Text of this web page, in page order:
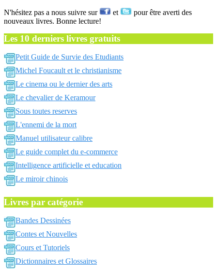
N'hésitez pas a nous suivre sur et
pour être averti des
nouveaux livres. Bonne lecture!
Les 10 derniers livres gratuits
Petit Guide de Survie des Etudiants
Michel Foucault et le christianisme
Le cinema ou le dernier des arts
Le chevalier de Keramour
Sous toutes reserves
L'ennemi de la mort
Manuel utilisateur calibre
Le guide complet du e-commerce
Intelligence artificielle et education
Le miroir chinois
Livres par catégorie
Bandes Dessinées
Contes et Nouvelles
Cours et Tutoriels
Dictionnaires et Glossaires